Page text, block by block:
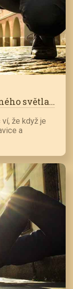
světla...
že když je
a